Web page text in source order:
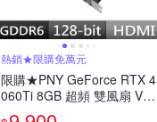
熱銷★限購免萬元
限購★PNY GeForce RTX 4
060Ti 8GB 超頻 雙風扇 VE
RTO款 VCG4060T8DFXPB